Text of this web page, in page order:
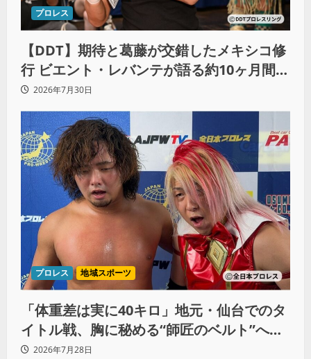
プロレス
【DDT】期待と葛藤が交錯したメキシコ修
行 ビエント・レバンテが語る約10ヶ月間の
苦悩「くすぶっている自分に腹を立ててい
る」
2026年7月30日
プロレス 地域スポーツ
「体重差は実に40キロ」地元・仙台でのタ
イトル戦、胸に秘める“師匠のベルト”への
想いと同期決戦への決意
2026年7月28日